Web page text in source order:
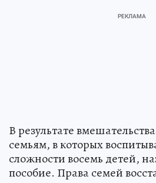
В результате
семьям, в которых
сложности восемь детей,
пособие. Права семей